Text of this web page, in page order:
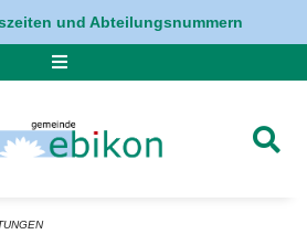
und Abteilungsnummern